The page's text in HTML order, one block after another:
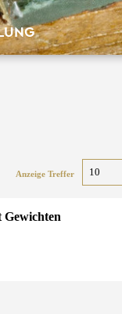
Anzeige Treffer
Gewichten